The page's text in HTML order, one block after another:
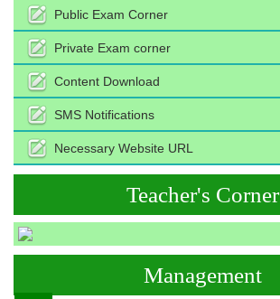
Public Exam Corner
Private Exam corner
Content Download
SMS Notifications
Necessary Website URL
Teacher's Corner
Management